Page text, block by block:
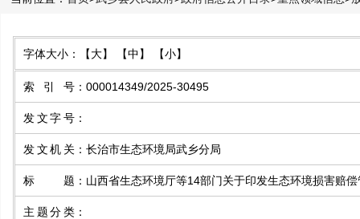
字体大小： 【大】 【中】 【小】
索 引 号 ： 000014349/2025-30495
发文字号 ：
发文机关 ： 长治市生态环境局武乡分局
标 题 ： 山西省生态环境厅等14部门关于印发生态环境损害赔
主题分类 ：